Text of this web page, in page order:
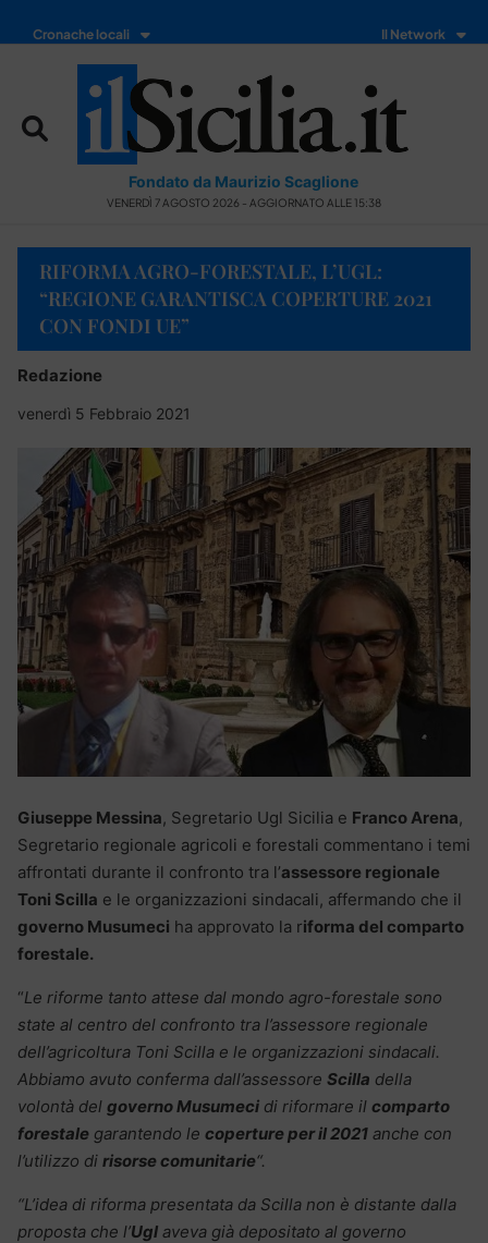
Cronache locali Il Network
Fondato da Maurizio Scaglione
VENERDÌ 7 AGOSTO 2026 - AGGIORNATO ALLE 15:38
RIFORMA AGRO-FORESTALE, L’UGL:
“REGIONE GARANTISCA COPERTURE 2021
CON FONDI UE”
Redazione
venerdì 5 Febbraio 2021
Giuseppe Messina, Segretario Ugl Sicilia e Franco Arena,
Segretario regionale agricoli e forestali commentano i temi
affrontati durante il confronto tra l’assessore regionale
Toni Scilla e le organizzazioni sindacali, affermando che il
governo Musumeci ha approvato la riforma del comparto
forestale.
“Le riforme tanto attese dal mondo agro-forestale sono
state al centro del confronto tra l’assessore regionale
dell’agricoltura Toni Scilla e le organizzazioni sindacali.
Abbiamo avuto conferma dall’assessore Scilla della
volontà del governo Musumeci di riformare il comparto
forestale garantendo le coperture per il 2021 anche con
l’utilizzo di risorse comunitarie“.
“L’idea di riforma presentata da Scilla non è distante dalla
proposta che l’Ugl aveva già depositato al governo